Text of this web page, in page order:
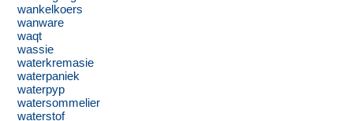
wankelkoers
wanware
waqt
wassie
waterkremasie
waterpaniek
waterpyp
watersommelier
waterstof